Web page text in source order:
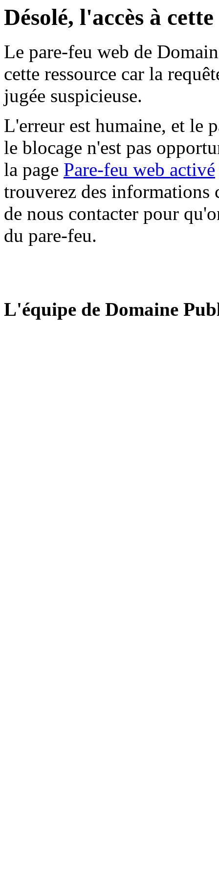
Désolé, l'accès à
Le pare-feu web de
cette ressource car la
jugée suspicieuse.
L'erreur est humaine, et le
le blocage n'est pas
la page Pare-feu web activé
trouverez des informations
de nous contacter pour
du pare-feu.
L'équipe de Domaine